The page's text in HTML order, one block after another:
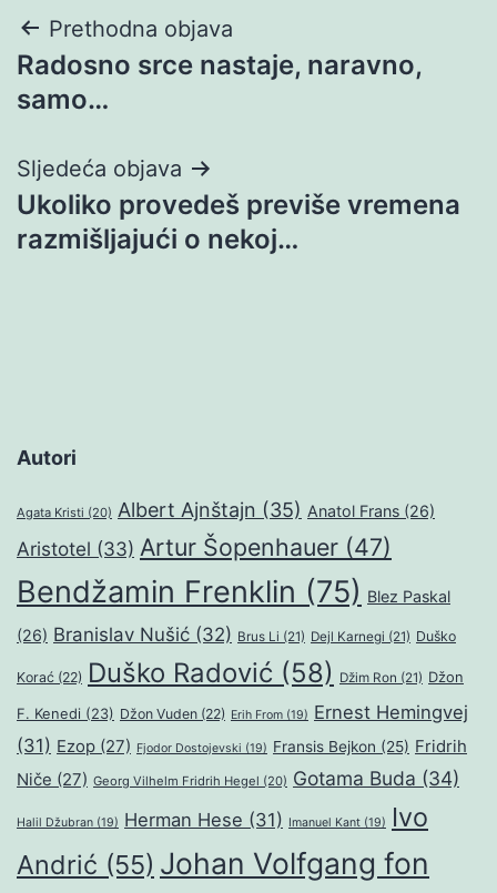
Navigacija
objava
Prethodna objava
Radosno srce nastaje, naravno,
samo…
Sljedeća objava
Ukoliko provedeš previše vremena
razmišljajući o nekoj…
Autori
Agata Kristi (20) Albert Ajnštajn (35) Anatol Frans (26)
Aristotel (33) Artur Šopenhauer (47)
Bendžamin Frenklin (75) Blez Paskal
(26) Branislav Nušić (32) Brus Li (21) Dejl Karnegi (21) Duško
Korać (22) Duško Radović (58) Džim Ron (21) Džon
F. Kenedi (23) Džon Vuden (22) Erih From (19) Ernest Hemingvej
(31) Ezop (27) Fjodor Dostojevski (19) Fransis Bejkon (25) Fridrih
Niče (27) Georg Vilhelm Fridrih Hegel (20) Gotama Buda (34)
Halil Džubran (19) Herman Hese (31) Imanuel Kant (19)
Ivo
Andrić (55) Johan Volfgang fon